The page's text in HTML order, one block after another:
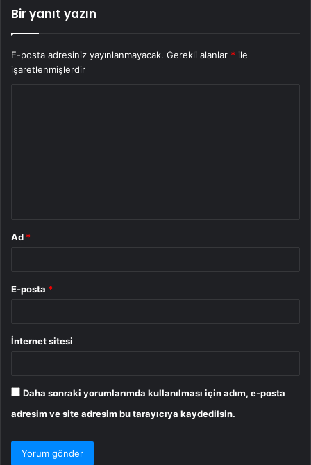
Bir yanıt yazın
E-posta adresiniz yayınlanmayacak. Gerekli alanlar * ile
işaretlenmişlerdir
Ad *
E-posta *
İnternet sitesi
Daha sonraki yorumlarımda kullanılması için adım, e-posta
adresim ve site adresim bu tarayıcıya kaydedilsin.